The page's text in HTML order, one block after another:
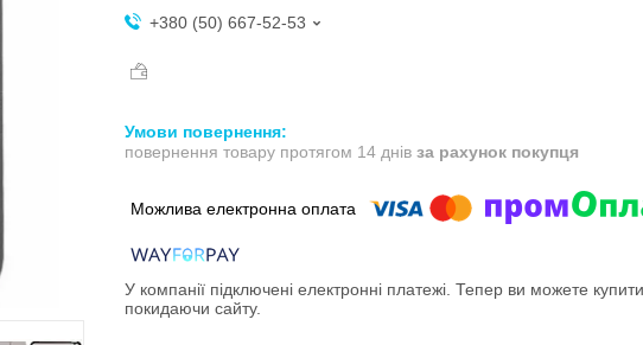
+380 (50) 667-52-53
повернення товару протягом 14 днів за рахунок покупця
У компанії підключені електронні платежі. Тепер ви можете
покидаючи сайту.